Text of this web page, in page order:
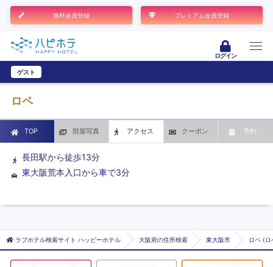
無料会員登録 プレミアム会員登録
ログイン
ゲスト
ロペ
TOP 部屋写真 アクセス クーポン 予約
長田駅から徒歩13分
東大阪荒本入口から車で3分
ラブホテル検索サイト ハッピーホテル 大阪府の住所検索 東大阪市 ロペ (ロ